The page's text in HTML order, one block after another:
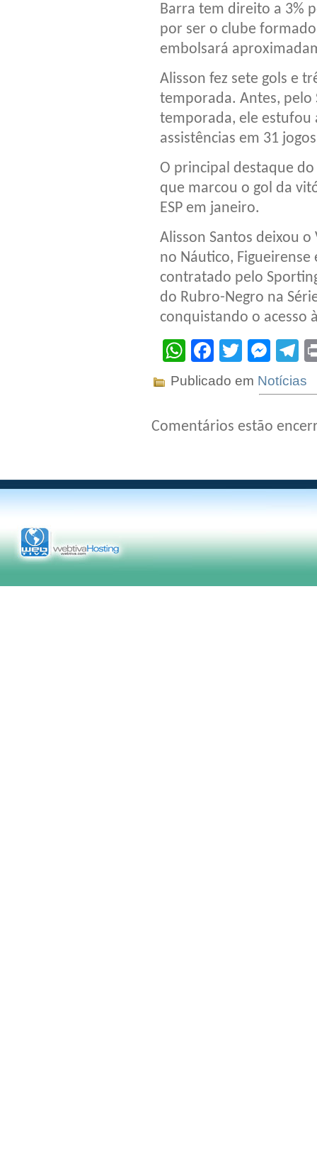
Barra tem direito a 3%
por ser o clube
embolsará
Alisson fez sete gols e
temporada. Antes,
temporada, ele estufou
assistências em 31
O principal destaque
que marcou o gol da
ESP em janeiro.
Alisson Santos deixou
no Náutico, Figueirense
contratado pelo
do Rubro-Negro na
conquistando o acesso
WhatsApp
Facebook
Twitter
Publicado em Notícias
Comentários estão